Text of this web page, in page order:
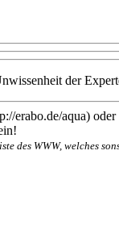
der
aqua) oder
des WWW, welches